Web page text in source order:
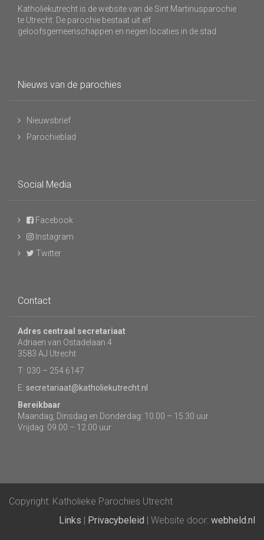
Katholiekutrecht is de website van de Sint Martinusparochie
te Utrecht. De parochie bestaat uit elf
geloofsgemeenschappen en negen locaties in de stad.
Nieuws van de parochies
Nieuwsbrief
Parochieblad
Social Media
Facebook
Instagram
Twitter
Contact
Adres centraal secretariaat
Adriaen van Ostadelaan 4
3583 AJ Utrecht
T: 030 – 254 6147
E: secretariaat@katholiekutrecht.nl
Bereikbaar
Maandag, Dinsdag en Donderdag: 10.00 – 15.30 uur
Vrijdag: 09.00 – 12.00 uur
Copyright: Katholieke Parochies Utrecht
Links | Privacybeleid | Website door: webheld.nl